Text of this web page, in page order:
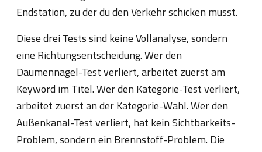
Endstation, zu der du den Verkehr schicken musst.
Diese drei Tests sind keine Vollanalyse, sondern
eine Richtungsentscheidung. Wer den
Daumennagel-Test verliert, arbeitet zuerst am
Keyword im Titel. Wer den Kategorie-Test verliert,
arbeitet zuerst an der Kategorie-Wahl. Wer den
Außenkanal-Test verliert, hat kein Sichtbarkeits-
Problem, sondern ein Brennstoff-Problem. Die